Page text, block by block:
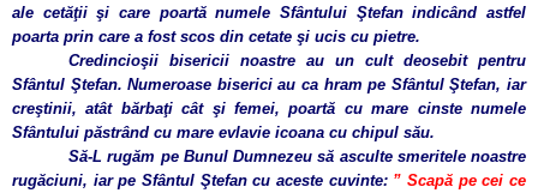
ale cetăţii şi care poartă numele Sfântului Ştefan indicând astfel
poarta prin care a fost scos din cetate şi ucis cu pietre.
Credincioşii bisericii noastre au un cult deosebit pentru
Sfântul Ştefan. Numeroase biserici au ca hram pe Sfântul Ştefan, iar
creştinii, atât bărbaţi cât şi femei, poartă cu mare cinste numele
Sfântului păstrând cu mare evlavie icoana cu chipul său.
Să-L rugăm pe Bunul Dumnezeu să asculte smeritele noastre
rugăciuni, iar pe Sfântul Ştefan cu aceste cuvinte: ” Scapă pe cei ce